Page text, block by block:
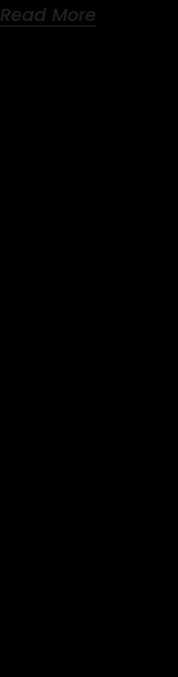
Read More